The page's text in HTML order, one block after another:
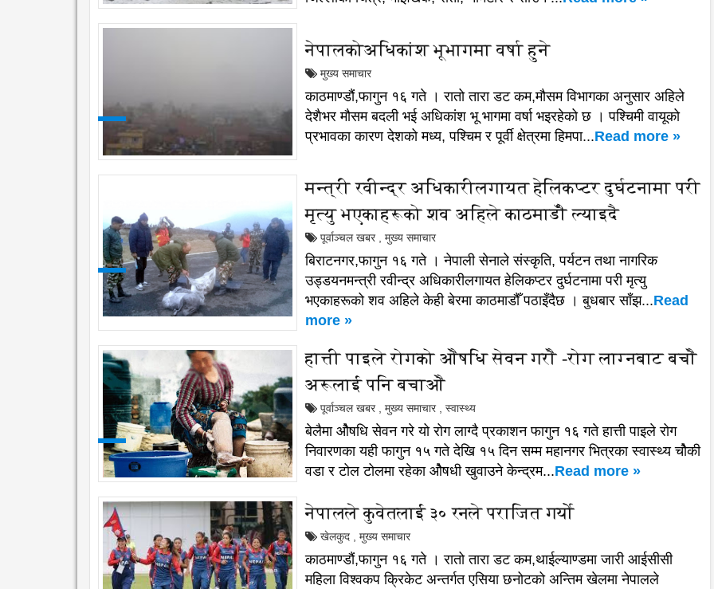
नेपालकोअधिकांश भूभागमा वर्षा हुने
मुख्य समाचार
काठमाण्डौं,फागुन १६ गते । रातो तारा डट कम,मौसम विभागका अनुसार अहिले
देशैभर मौसम बदली भई अधिकांश भू भागमा वर्षा भइरहेको छ । पश्चिमी वायूको
प्रभावका कारण देशको मध्य, पश्चिम र पूर्वी क्षेत्रमा हिमपा...Read more »
मन्त्री रवीन्द्र अधिकारीलगायत हेलिकप्टर दुर्घटनामा परी
मृत्यु भएकाहरूको शव अहिले काठमाडौँ ल्याइदै
पूर्वाञ्चल खबर मुख्य समाचार
बिराटनगर,फागुन १६ गते । नेपाली सेनाले संस्कृति, पर्यटन तथा नागरिक
उड्डयनमन्त्री रवीन्द्र अधिकारीलगायत हेलिकप्टर दुर्घटनामा परी मृत्यु
भएकाहरूको शव अहिले केही बेरमा काठमाडौँ पठाइँदैछ । बुधबार साँझ...Read
more »
हात्ती पाइले रोगको ओैषधि सेवन गरोै -रोग लाग्नबाट बचोै
अरूलाई पनि बचाओै
पूर्वाञ्चल खबर मुख्य समाचार स्वास्थ्य
बेलैमा ओैषधि सेवन गरे यो रोग लाग्दै प्रकाशन फागुन १६ गते हात्ती पाइले रोग
निवारणका यही फागुन १५ गते देखि १५ दिन सम्म महानगर भित्रका स्वास्थ्य चोैकी
वडा र टोल टोलमा रहेका ओैषधी खुवाउने केन्द्रम...Read more »
नेपालले कुवेतलाई ३० रनले पराजित गर्योे
खेलकुद मुख्य समाचार
काठमाण्डौं,फागुन १६ गते । रातो तारा डट कम,थाईल्याण्डमा जारी आईसीसी
महिला विश्वकप क्रिकेट अन्तर्गत एसिया छनोटको अन्तिम खेलमा नेपालले